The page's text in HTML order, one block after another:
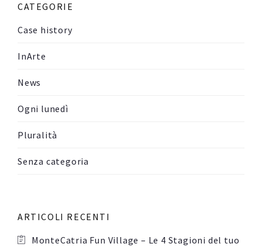
CATEGORIE
Case history
InArte
News
Ogni lunedì
Pluralità
Senza categoria
ARTICOLI RECENTI
MonteCatria Fun Village – Le 4 Stagioni del tuo